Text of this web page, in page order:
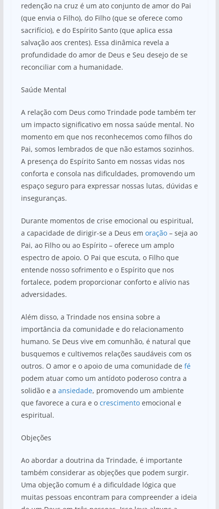
redenção na cruz é um ato conjunto de amor do Pai
(que envia o Filho), do Filho (que se oferece como
sacrifício), e do Espírito Santo (que aplica essa
salvação aos crentes). Essa dinâmica revela a
profundidade do amor de Deus e Seu desejo de se
reconciliar com a humanidade.
Saúde Mental
A relação com Deus como Trindade pode também ter
um impacto significativo em nossa saúde mental. No
momento em que nos reconhecemos como filhos do
Pai, somos lembrados de que não estamos sozinhos.
A presença do Espírito Santo em nossas vidas nos
conforta e consola nas dificuldades, promovendo um
espaço seguro para expressar nossas lutas, dúvidas e
inseguranças.
Durante momentos de crise emocional ou espiritual,
a capacidade de dirigir-se a Deus em oração– seja ao
Pai, ao Filho ou ao Espírito – oferece um amplo
espectro de apoio. O Pai que escuta, o Filho que
entende nosso sofrimento e o Espírito que nos
fortalece, podem proporcionar conforto e alívio nas
adversidades.
Além disso, a Trindade nos ensina sobre a
importância da comunidade e do relacionamento
humano. Se Deus vive em comunhão, é natural que
busquemos e cultivemos relações saudáveis com os
outros. O amor e o apoio de uma comunidade de fé
podem atuar como um antídoto poderoso contra a
solidão e a ansiedade, promovendo um ambiente
que favorece a cura e o crescimentoemocional e
espiritual.
Objeções
Ao abordar a doutrina da Trindade, é importante
também considerar as objeções que podem surgir.
Uma objeção comum é a dificuldade lógica que
muitas pessoas encontram para compreender a ideia